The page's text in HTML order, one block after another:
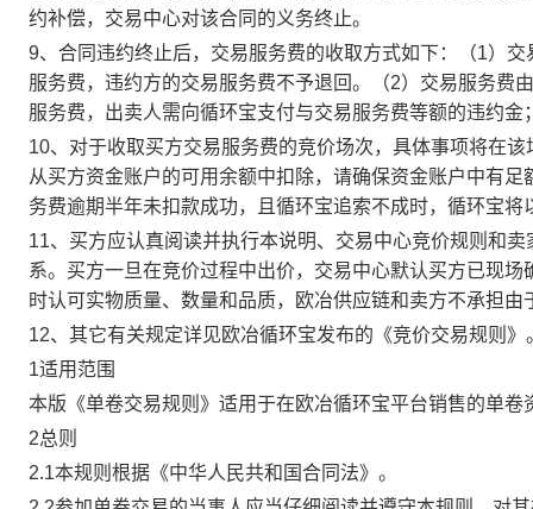
约补偿，交易中心对该合同的义务终止。
9、合同违约终止后，交易服务费的收取方式如下：（1）
服务费，违约方的交易服务费不予退回。（2）交易服务费
服务费，出卖人需向循环宝支付与交易服务费等额的违约
10、对于收取买方交易服务费的竞价场次，具体事项将在
从买方资金账户的可用余额中扣除，请确保资金账户中有
务费逾期半年未扣款成功，且循环宝追索不成时，循环宝将
11、买方应认真阅读并执行本说明、交易中心竞价规则和
系。买方一旦在竞价过程中出价，交易中心默认买方已现
时认可实物质量、数量和品质，欧冶供应链和卖方不承担由
12、其它有关规定详见欧冶循环宝发布的《竞价交易规则》
1适用范围
本版《单卷交易规则》适用于在欧冶循环宝平台销售的单卷
2总则
2.1本规则根据《中华人民共和国合同法》。